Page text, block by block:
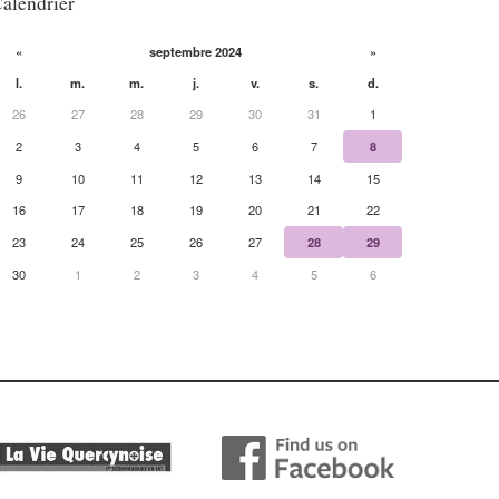
« septembre 2024
»
l.
m. m. j. v. s.
d.
26
27 28 29 30 31
1
2
3 4 5 6 7
8
9
10 11 12 13 14
15
16
17 18 19 20 21
22
23
24 25 26 27 28
29
30
1 2 3 4 5 6